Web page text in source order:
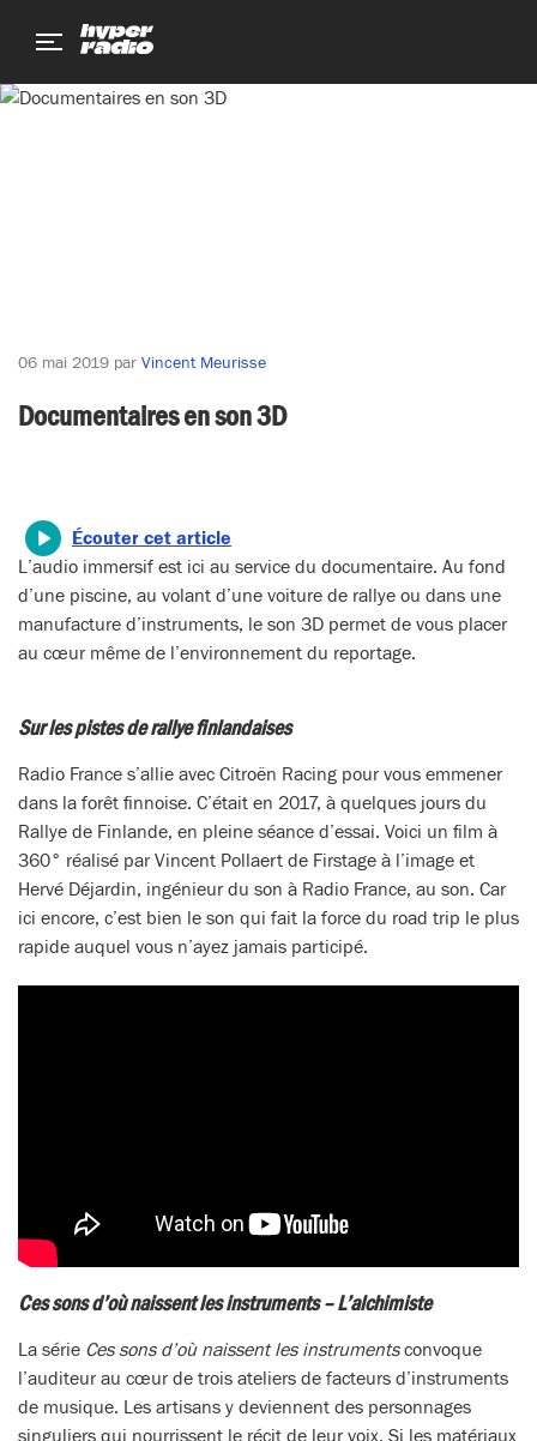
de
06 mai 2019 par Vincent Meurisse
Documentaires en son 3D
Écouter cet article
L’audio immersif est ici au service du documentaire. Au fond
d’une piscine, au volant d’une voiture de rallye ou dans une
manufacture d’instruments, le son 3D permet de vous placer
au cœur même de l’environnement du reportage.
Sur les pistes de rallye finlandaises
Radio France s’allie avec Citroën Racing pour vous emmener
dans la forêt finnoise. C’était en 2017, à quelques jours du
Rallye de Finlande, en pleine séance d’essai. Voici un film à
360° réalisé par Vincent Pollaert de Firstage à l’image et
Hervé Déjardin, ingénieur du son à Radio France, au son. Car
ici encore, c’est bien le son qui fait la force du road trip le plus
rapide auquel vous n’ayez jamais participé.
Ces sons d’où naissent les instruments – L’alchimiste
La série Ces sons d’où naissent les instrumentsconvoque
l’auditeur au cœur de trois ateliers de facteurs d’instruments
de musique. Les artisans y deviennent des personnages
singuliers qui nourrissent le récit de leur voix. Si les matériaux